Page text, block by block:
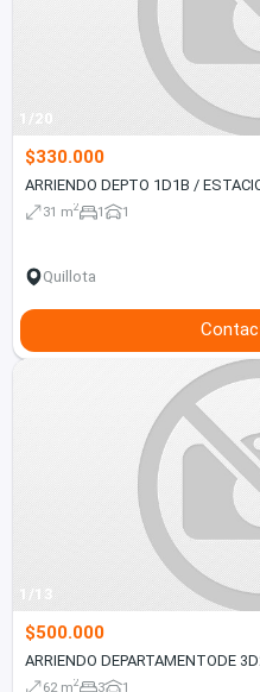
1/20
$330.000
ARRIENDO DEPTO
31 m2 1 1
Quillota
1/13
$500.000
62 m2 3 1